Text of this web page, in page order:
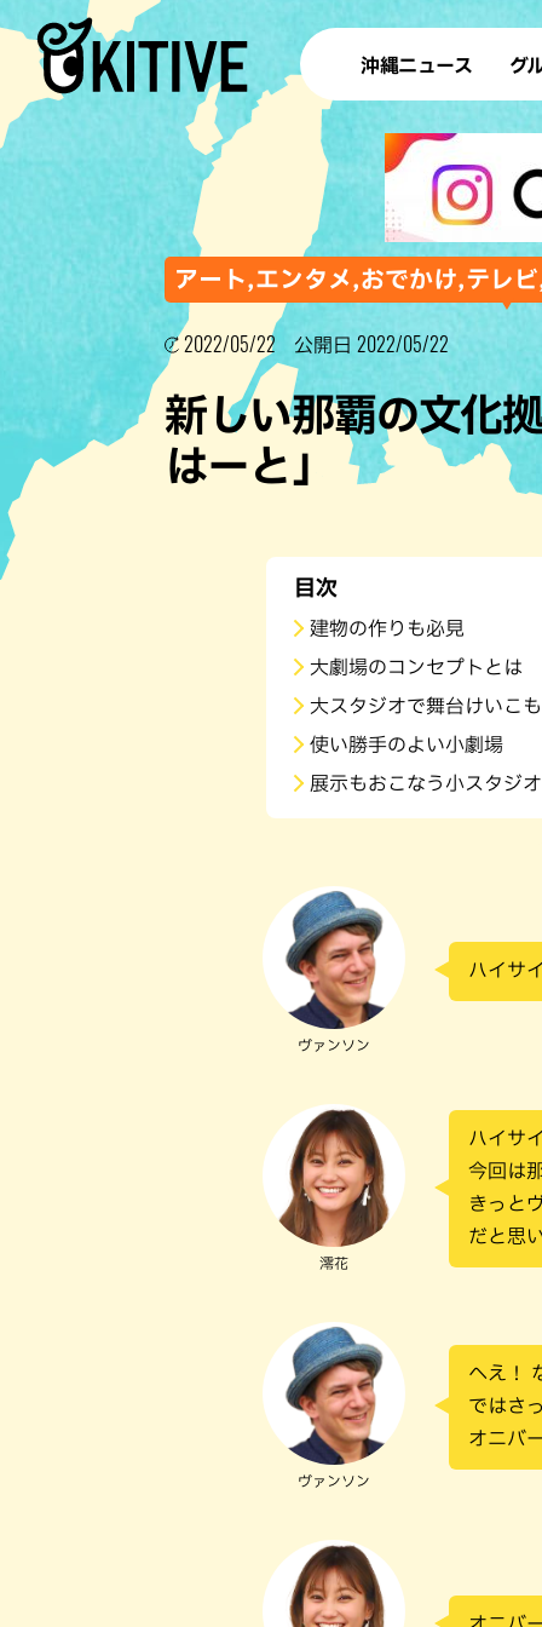
沖縄ニュース グ
ラ
テイ
すし
沖
ステ
その他
アート,エンタメ,おでかけ,テレ
2022/05/22 公開日 2022/05/22
新しい那覇の文化
はーと」
目次
建物の作りも必見
大劇場のコンセプトとは
大スタジオで舞台けいこ
使い勝手のよい小劇場
展示もおこなう小スタジオ
ヴァンソン
ハイサ
澪花
ハイサ
今回は
きっと
だと思
ヴァンソン
へえ！
ではさ
オニバ
オニバ